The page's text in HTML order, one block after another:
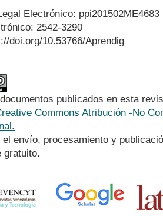
Electrónico: ppi201502ME4683
2542-3290
doi.org/10.53766/Aprendig
publicados en esta
Commons Atribución -No
el envío, procesamiento y
gratuito.